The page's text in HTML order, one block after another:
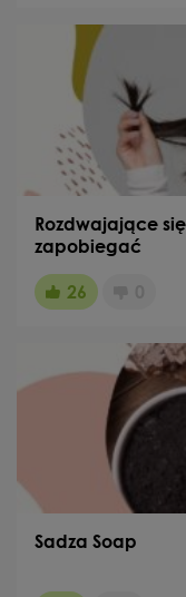
Rozdwajające
zapobiegać
26
Sadza Soap